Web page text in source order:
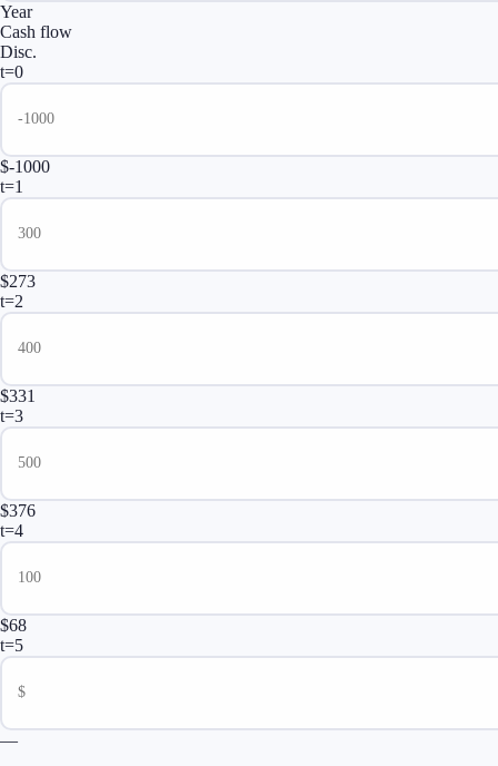
Year
Cash flow
Disc.
t=0
$-1000
t=1
$273
t=2
$331
t=3
$376
t=4
$68
t=5
—